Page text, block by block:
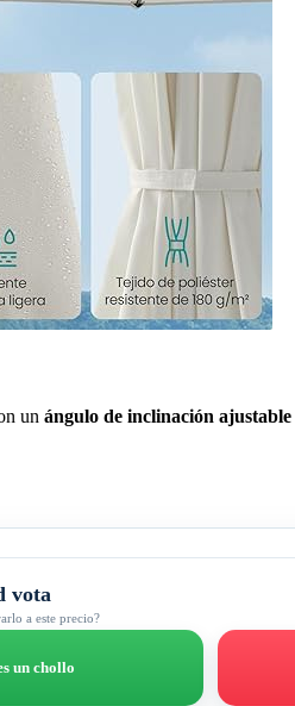
un ángulo de inclinación ajustable
vota
a este precio?
un chollo